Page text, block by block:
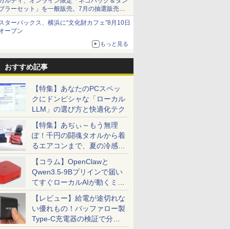
ラーセット」を一般販売。7月の抽選販売の
選無効分
ターバックス、横浜に“文化財カフェ”8月10日
ープン
もっと見る
おすすめ記事
【特集】あなたのPCスペッ
クにドンピシャな「ローカル
LLM」の選び方と快適化テク
【特集】あぢぃ～もう無理
ぽ！千円の闘魂タオルから着
るエアコンまで、夏の冷感グ
ッズ一挙紹介
【コラム】OpenClawと
Qwen3.5-9Bプリインで届い
てすぐローカルAIが動くミニ
PC「SER9 Pro」
【レビュー】給電が途切れな
い優れもの！バッファロー製
Type-C充電器の検証で分か